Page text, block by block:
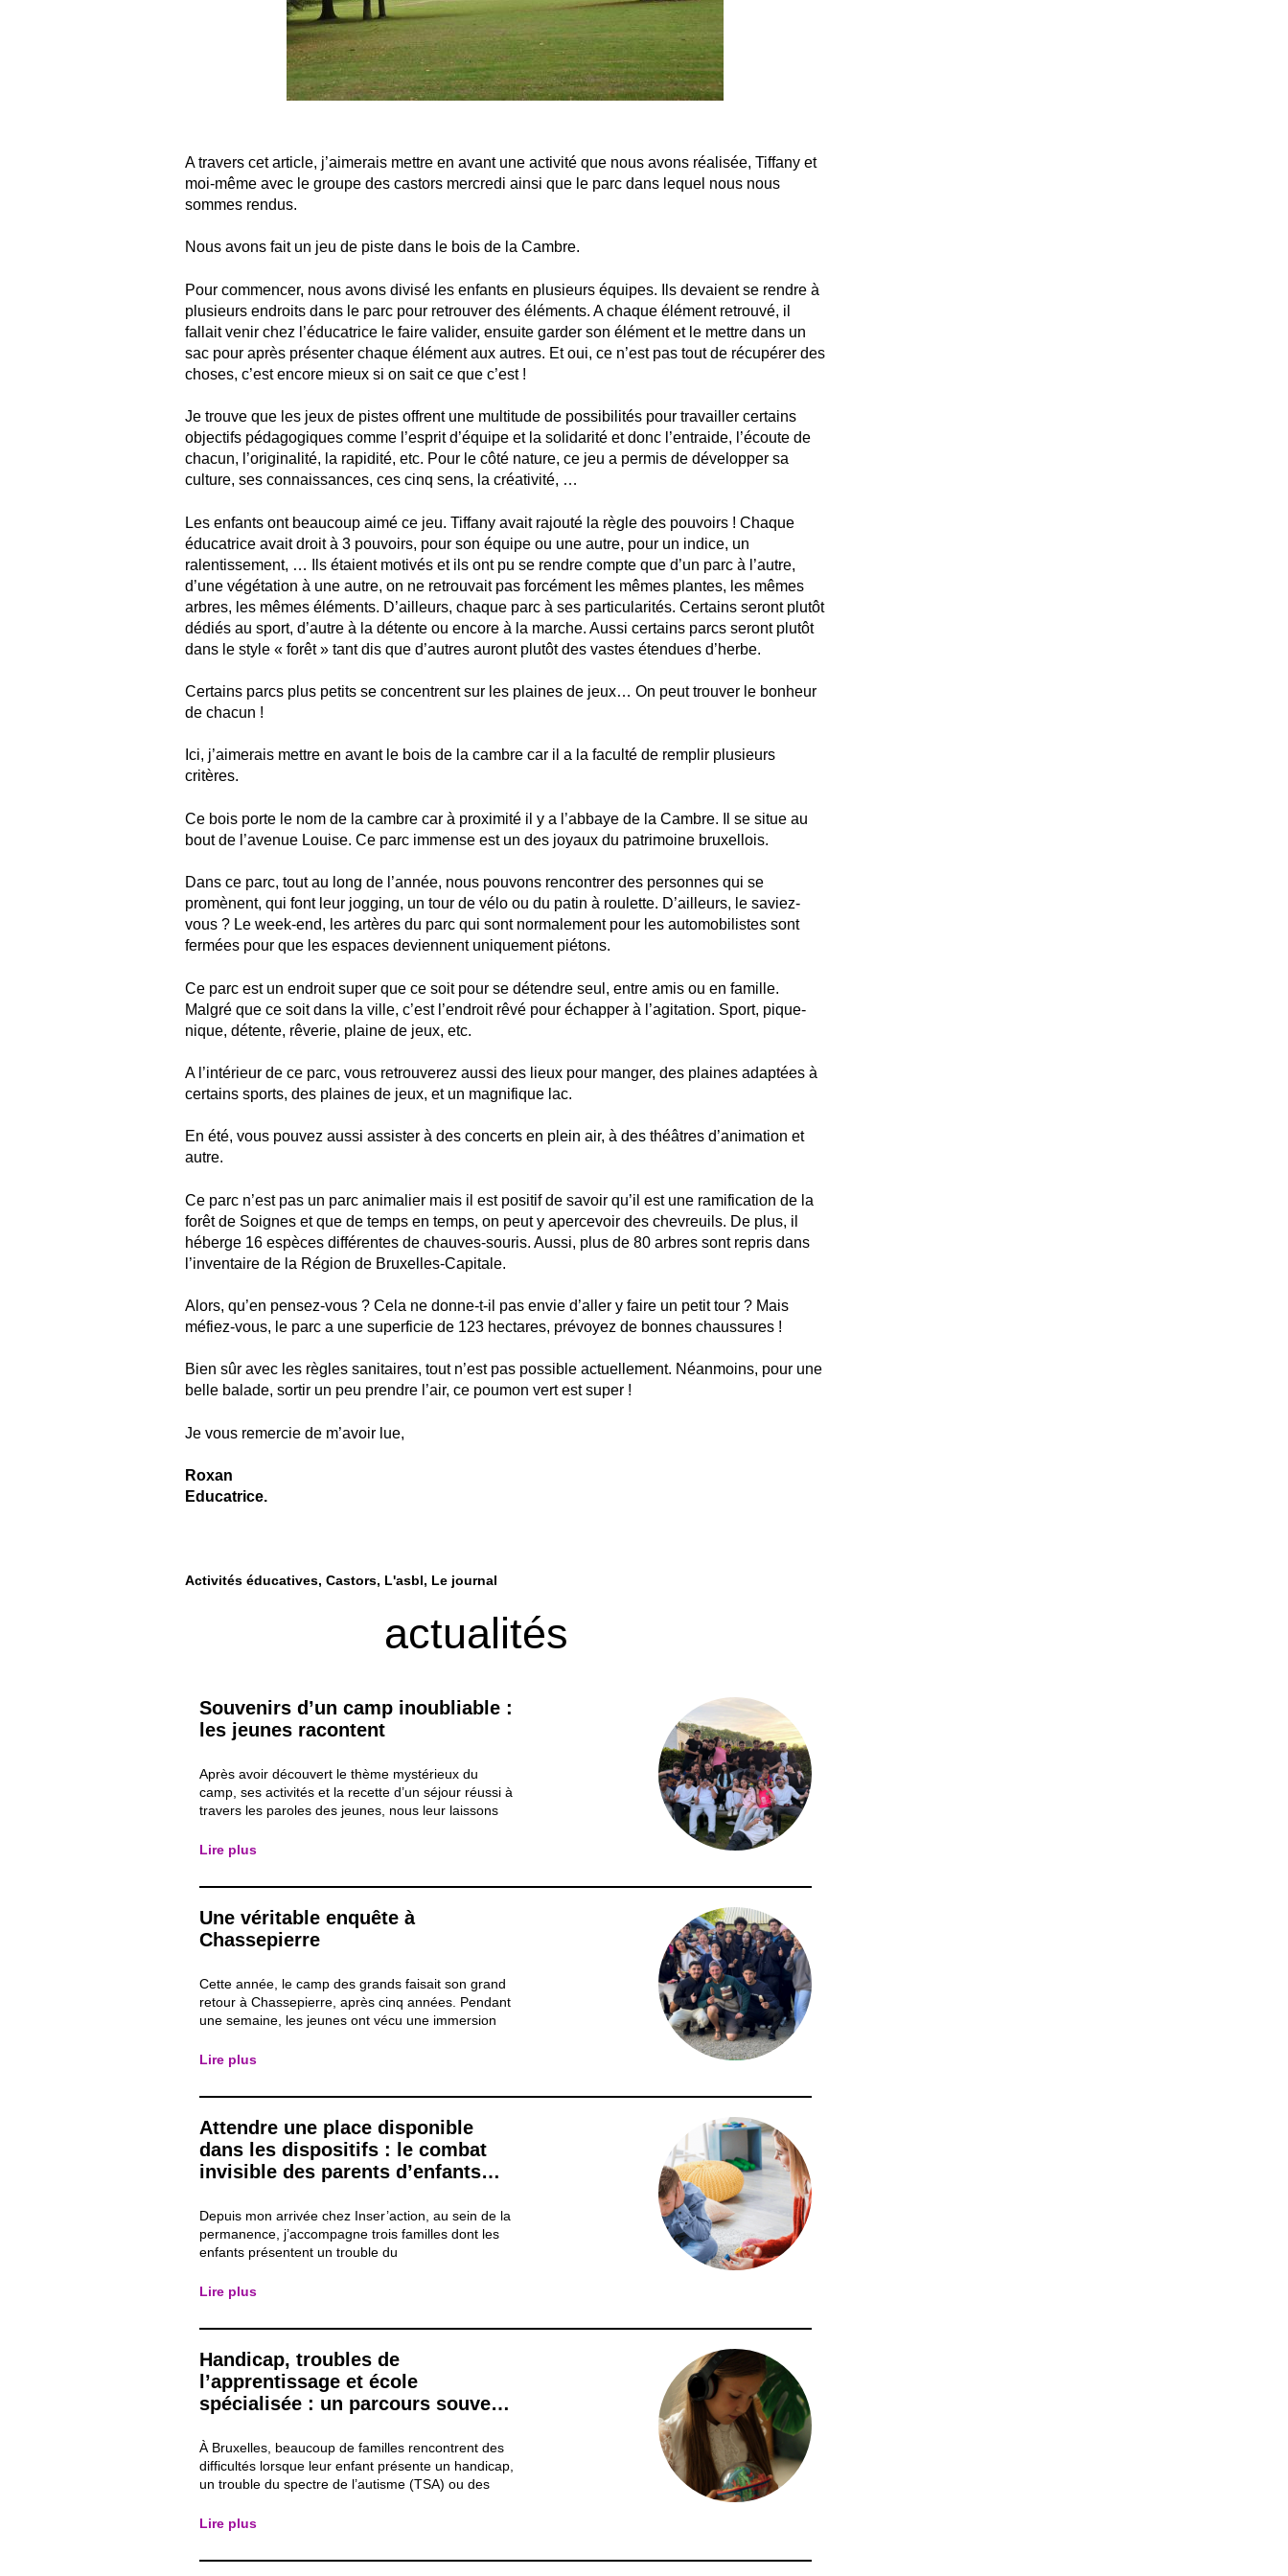
A travers cet article, j’aimerais mettre en avant une activité que nous avons réalisée, Tiffany et
moi-même avec le groupe des castors mercredi ainsi que le parc dans lequel nous nous
sommes rendus.
Nous avons fait un jeu de piste dans le bois de la Cambre.
Pour commencer, nous avons divisé les enfants en plusieurs équipes. Ils devaient se rendre à
plusieurs endroits dans le parc pour retrouver des éléments. A chaque élément retrouvé, il
fallait venir chez l’éducatrice le faire valider, ensuite garder son élément et le mettre dans un
sac pour après présenter chaque élément aux autres. Et oui, ce n’est pas tout de récupérer des
choses, c’est encore mieux si on sait ce que c’est !
Je trouve que les jeux de pistes offrent une multitude de possibilités pour travailler certains
objectifs pédagogiques comme l’esprit d’équipe et la solidarité et donc l’entraide, l’écoute de
chacun, l’originalité, la rapidité, etc. Pour le côté nature, ce jeu a permis de développer sa
culture, ses connaissances, ces cinq sens, la créativité, …
Les enfants ont beaucoup aimé ce jeu. Tiffany avait rajouté la règle des pouvoirs ! Chaque
éducatrice avait droit à 3 pouvoirs, pour son équipe ou une autre, pour un indice, un
ralentissement, … Ils étaient motivés et ils ont pu se rendre compte que d’un parc à l’autre,
d’une végétation à une autre, on ne retrouvait pas forcément les mêmes plantes, les mêmes
arbres, les mêmes éléments. D’ailleurs, chaque parc à ses particularités. Certains seront plutôt
dédiés au sport, d’autre à la détente ou encore à la marche. Aussi certains parcs seront plutôt
dans le style « forêt » tant dis que d’autres auront plutôt des vastes étendues d’herbe.
Certains parcs plus petits se concentrent sur les plaines de jeux… On peut trouver le bonheur
de chacun !
Ici, j’aimerais mettre en avant le bois de la cambre car il a la faculté de remplir plusieurs
critères.
Ce bois porte le nom de la cambre car à proximité il y a l’abbaye de la Cambre. Il se situe au
bout de l’avenue Louise. Ce parc immense est un des joyaux du patrimoine bruxellois.
Dans ce parc, tout au long de l’année, nous pouvons rencontrer des personnes qui se
promènent, qui font leur jogging, un tour de vélo ou du patin à roulette. D’ailleurs, le saviez-
vous ? Le week-end, les artères du parc qui sont normalement pour les automobilistes sont
fermées pour que les espaces deviennent uniquement piétons.
Ce parc est un endroit super que ce soit pour se détendre seul, entre amis ou en famille.
Malgré que ce soit dans la ville, c’est l’endroit rêvé pour échapper à l’agitation. Sport, pique-
nique, détente, rêverie, plaine de jeux, etc.
A l’intérieur de ce parc, vous retrouverez aussi des lieux pour manger, des plaines adaptées à
certains sports, des plaines de jeux, et un magnifique lac.
En été, vous pouvez aussi assister à des concerts en plein air, à des théâtres d’animation et
autre.
Ce parc n’est pas un parc animalier mais il est positif de savoir qu’il est une ramification de la
forêt de Soignes et que de temps en temps, on peut y apercevoir des chevreuils. De plus, il
héberge 16 espèces différentes de chauves-souris. Aussi, plus de 80 arbres sont repris dans
l’inventaire de la Région de Bruxelles-Capitale.
Alors, qu’en pensez-vous ? Cela ne donne-t-il pas envie d’aller y faire un petit tour ? Mais
méfiez-vous, le parc a une superficie de 123 hectares, prévoyez de bonnes chaussures !
Bien sûr avec les règles sanitaires, tout n’est pas possible actuellement. Néanmoins, pour une
belle balade, sortir un peu prendre l’air, ce poumon vert est super !
Je vous remercie de m’avoir lue,
Roxan
Educatrice.
Activités éducatives Castors L'asbl Le journal
actualités
Souvenirs d’un camp inoubliable :
les jeunes racontent
Après avoir découvert le thème mystérieux du
camp, ses activités et la recette d’un séjour réussi à
travers les paroles des jeunes, nous leur laissons
témoignages de six participants, découvrez les
activités...
Lire plus
Une véritable enquête à
Chassepierre
Cette année, le camp des grands faisait son grand
retour à Chassepierre, après cinq années. Pendant
une semaine, les jeunes ont vécu une immersion
policière. Le thème du séjour tournait autour d’un
arrivée...
Lire plus
Attendre une place disponible
dans les dispositifs : le combat
invisible des parents d’enfants
Depuis mon arrivée chez Inser’action, au sein de la
permanence, j’accompagne trois familles dont les
enfants présentent un trouble du
trouble du spectre de l’autisme (TSA). Ces
obstacles auxquels ces parents d...
Lire plus
Handicap, troubles de
l’apprentissage et école
spécialisée : un parcours souvent
À Bruxelles, beaucoup de familles rencontrent des
difficultés lorsque leur enfant présente un handicap,
un trouble du spectre de l’autisme (TSA) ou des
(lecture/écriture) ou la dyspraxie (gestes). Même s’il
Lire plus